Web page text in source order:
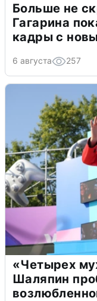
Больше не
Гагарина
кадры с
6 августа 257
«Четырех
Шаляпин